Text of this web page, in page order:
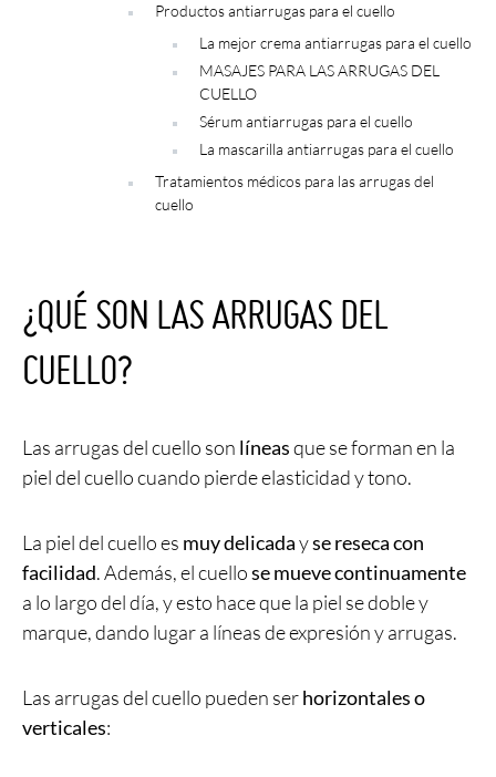
Productos antiarrugas para el cuello
La mejor crema antiarrugas para el cuello
MASAJES PARA LAS ARRUGAS DEL
CUELLO
Sérum antiarrugas para el cuello
La mascarilla antiarrugas para el cuello
Tratamientos médicos para las arrugas del
cuello
¿QUÉ SON LAS ARRUGAS DEL
CUELLO?
Las arrugas del cuello son líneasque se forman en la
piel del cuello cuando pierde elasticidad y tono.
La piel del cuello es muy delicadayse reseca con
facilidad. Además, el cuellose mueve continuamente
a lo largo del día, y esto hace que la piel se doble y
marque, dando lugar a líneas de expresión y arrugas.
Las arrugas del cuello pueden serhorizontales o
verticales: